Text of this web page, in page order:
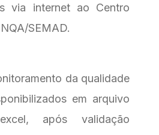
via internet ao Centro
SEMAD.
da qualidade
em arquivo
após validação